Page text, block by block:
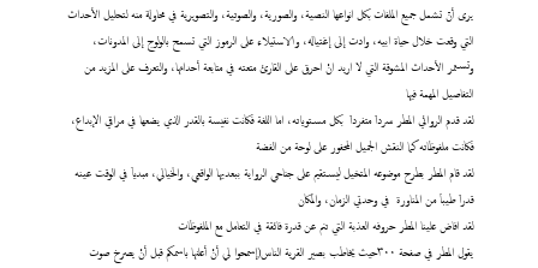
يرى أنّ تشمل جميع الملفات بكل انواعها النصية، والصورية، والصوتية، والتصويرية في محاولة منه لتحليل الأحداث
التي وقعت خلال حياة ابيه، وادت إلى إغتياله، والاستيلاء على الرموز التي تسمح بالولوج إلى المدونات،
وتستمر الأحداث المشوقة التي لا اريد انْ احرق على القارئ متعته في متابعة أحداثها، والتعرف على المزيد من
التفاصيل المهمة فيها
لقد قدم الروائي المطر سرداَ متفرداَ بكل مستوياته، اما اللغة فكانت نفيسة بالقدر الذي يضعها في مراقي الإبداع،
فكانت ملفوظاته كما النقش الجميل المحفور على لوحة من الفضة
لقد قام المطر بطرح موضوعه المتخيل ليستقيم على جناحي الرواية ببعديها الواقعي، والخيالي، مبدياَ في الوقت عينه
قدراَ طيباَ من المناورة في وحدتي الزمان، والمكان
لقد افاض علينا المطر حروفه العذبة التي تنم عن قدرة فائقة في التعامل مع الملفوظات
يقول المطر في صفحة ٣٠٠حيث يخاطب بصير القرية الناس(إسمحوا لي أنْ أعلنها باسمكم قبل أنْ يصرخ صوت